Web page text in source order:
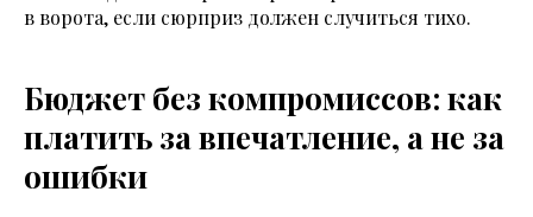
в ворота, если сюрприз должен случиться тихо.
Бюджет без компромиссов: как
платить за впечатление, а не за
ошибки